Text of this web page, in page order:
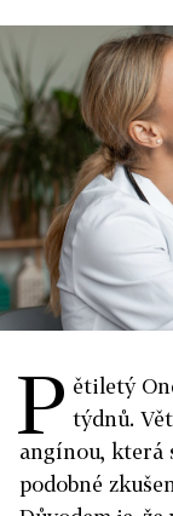
P ětiletý
týdnů.
angínou, která
podobné